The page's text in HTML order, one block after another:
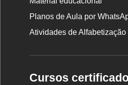
Planos de Aula por
Atividades de Alfabetização
Cursos